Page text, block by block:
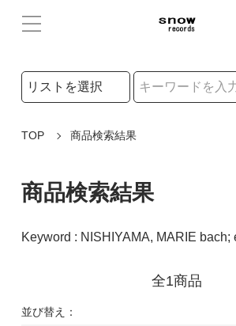
検索リストの選択
TOP 商品検索結果
商品検索結果
Keyword : NISHIYAMA, MARIE bach;
全1商品
並び替え：